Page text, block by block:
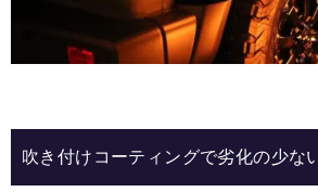
吹き付けコーティングで劣化の少な